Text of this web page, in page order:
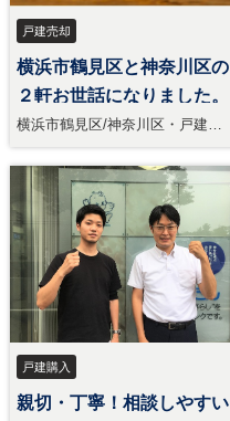
戸建売却
横浜市鶴見区と神奈川区の
２軒お世話になりました。
横浜市鶴見区/神奈川区・戸建売
戸建購入
親切・丁寧！相談しやすい